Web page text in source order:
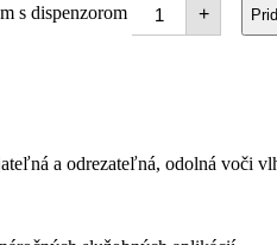
s dispenzorom +
a odrezateľná, odolná voči